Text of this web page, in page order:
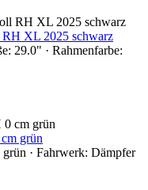
XL 2025 schwarz
29.0" · Rahmenfarbe:
grün
· Fahrwerk: Dämpfer